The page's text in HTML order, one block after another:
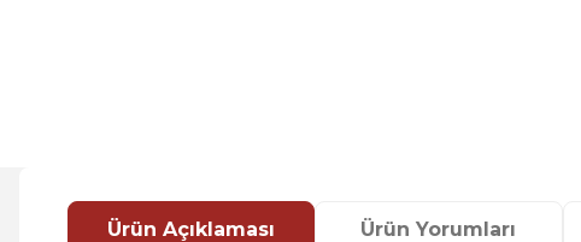
Ürün Açıklaması Ürün Yorumları